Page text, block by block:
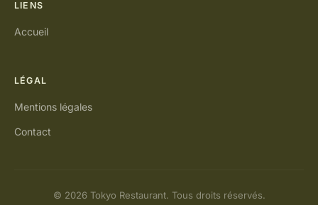
LIENS
Accueil
LÉGAL
Mentions légales
Contact
© 2026 Tokyo Restaurant. Tous droits réservés.